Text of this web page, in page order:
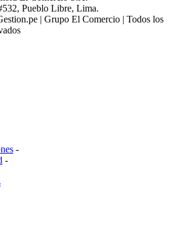
Pueblo Libre, Lima.
| Grupo El Comercio | Todos los
-
-